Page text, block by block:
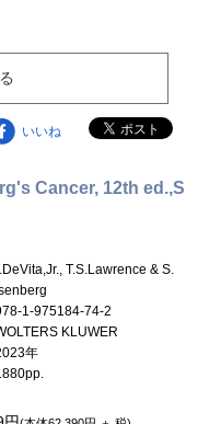
いいね
Cancer, 12th ed.,S
T.S.Lawrence & S.
1-975184-74-2
KLUWER
年